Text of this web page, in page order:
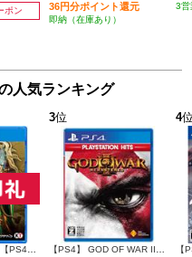
ポン
36円分ポイント還元
即納（在庫あり）
3営
人気ランキング
3位 4